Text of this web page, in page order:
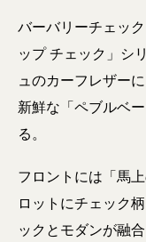
バーバリーチェッ
ップ チェック」シ
ュのカーフレザー
新鮮な「ペブルベ
る。
フロントには「馬
ロットにチェック
ックとモダンが融